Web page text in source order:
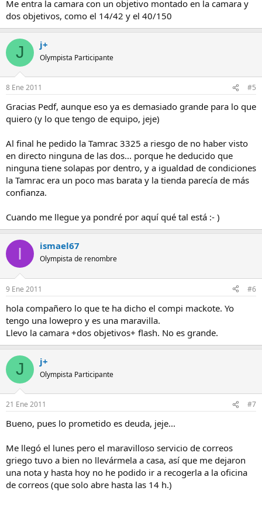
Me entra la camara con un objetivo montado en la camara y
dos objetivos, como el 14/42 y el 40/150
J j+
Olympista Participante
8 Ene 2011 #5
Gracias Pedf, aunque eso ya es demasiado grande para lo que
quiero (y lo que tengo de equipo, jeje)
Al final he pedido la Tamrac 3325 a riesgo de no haber visto
en directo ninguna de las dos... porque he deducido que
ninguna tiene solapas por dentro, y a igualdad de condiciones
la Tamrac era un poco mas barata y la tienda parecía de más
confianza.
Cuando me llegue ya pondré por aquí qué tal está :- )
I ismael67
Olympista de renombre
9 Ene 2011 #6
hola compañero lo que te ha dicho el compi mackote. Yo
tengo una lowepro y es una maravilla.
Llevo la camara +dos objetivos+ flash. No es grande.
J j+
Olympista Participante
21 Ene 2011 #7
Bueno, pues lo prometido es deuda, jeje...
Me llegó el lunes pero el maravilloso servicio de correos
griego tuvo a bien no llevármela a casa, así que me dejaron
una nota y hasta hoy no he podido ir a recogerla a la oficina
de correos (que solo abre hasta las 14 h.)